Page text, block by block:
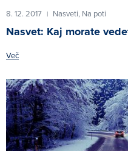
8. 12. 2017 | Nasveti, Na poti
Nasvet: Kaj morate
Več